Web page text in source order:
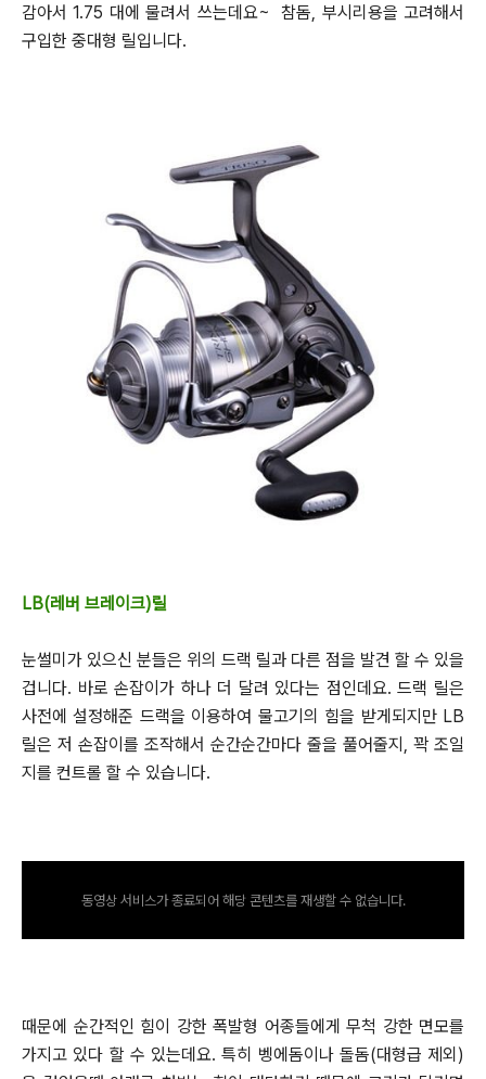
감아서 1.75 대에 물려서 쓰는데요~ 참돔, 부시리용을 고려해서
구입한 중대형 릴입니다.
LB(레버 브레이크)릴
눈썰미가 있으신 분들은 위의 드랙 릴과 다른 점을 발견 할 수 있을
겁니다. 바로 손잡이가 하나 더 달려 있다는 점인데요. 드랙 릴은
사전에 설정해준 드랙을 이용하여 물고기의 힘을 받게되지만 LB
릴은 저 손잡이를 조작해서 순간순간마다 줄을 풀어줄지, 꽉 조일
지를 컨트롤 할 수 있습니다.
동영상 서비스가 종료되어 해당 콘텐츠를 재생할 수 없습니다.
때문에 순간적인 힘이 강한 폭발형 어종들에게 무척 강한 면모를
가지고 있다 할 수 있는데요.특히 벵에돔이나 돌돔(대형급 제외)